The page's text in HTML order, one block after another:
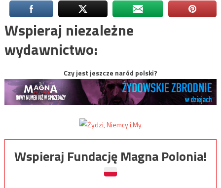
Wspieraj niezależne
wydawnictwo:
Czy jest jeszcze naród polski?
Wspieraj Fundację Magna Polonia!